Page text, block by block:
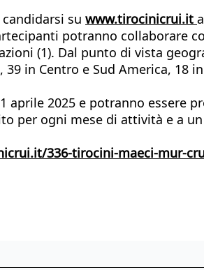
su www.tirocinicrui.it
potranno collaborare
(1). Dal punto di vista
in Centro e Sud America, 18
2025 e potranno essere
per ogni mese di attività e a
336-tirocini-maeci-mur-